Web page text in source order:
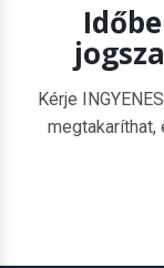
Kérje
megtakaríthat,